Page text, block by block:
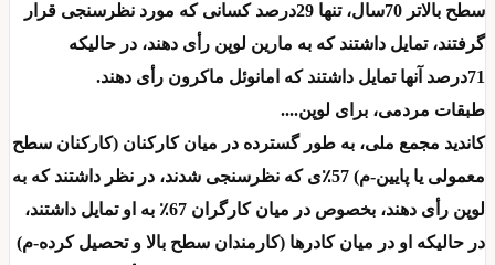
سطح بالاتر 70سال، تنها 29درصد کسانی که مورد نظرسنجی قرار
گرفتند، تمایل داشتند که به مارین لوپن رأی دهند، در حالیکه
71درصد آنها تمایل داشتند که امانوئل ماکرون رأی دهند.
طبقات مردمی، برای لوپن....
کاندید مجمع ملی، به طور گسترده در میان کارکنان (کارکنان سطح
معمولی یا پایین-م) 57٪ی که نظرسنجی شدند، در نظر داشتند که به
لوپن رأی دهند، بخصوص در میان کارگران 67٪ به او تمایل داشتند،
در حالیکه او در میان کادرها (کارمندان سطح بالا و تحصیل کرده-م)